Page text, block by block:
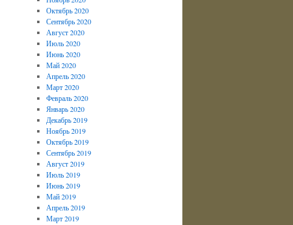
Октябрь 2020
Сентябрь 2020
Август 2020
Июль 2020
Июнь 2020
Май 2020
Апрель 2020
Март 2020
Февраль 2020
Январь 2020
Декабрь 2019
Ноябрь 2019
Октябрь 2019
Сентябрь 2019
Август 2019
Июль 2019
Июнь 2019
Май 2019
Апрель 2019
Март 2019